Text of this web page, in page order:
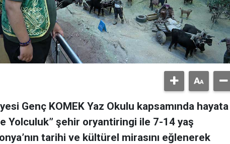
Genç KOMEK Yaz Okulu kapsamında hayata
Yolculuk” şehir oryantiringi ile 7-14 yaş
tarihi ve kültürel mirasını eğlenerek